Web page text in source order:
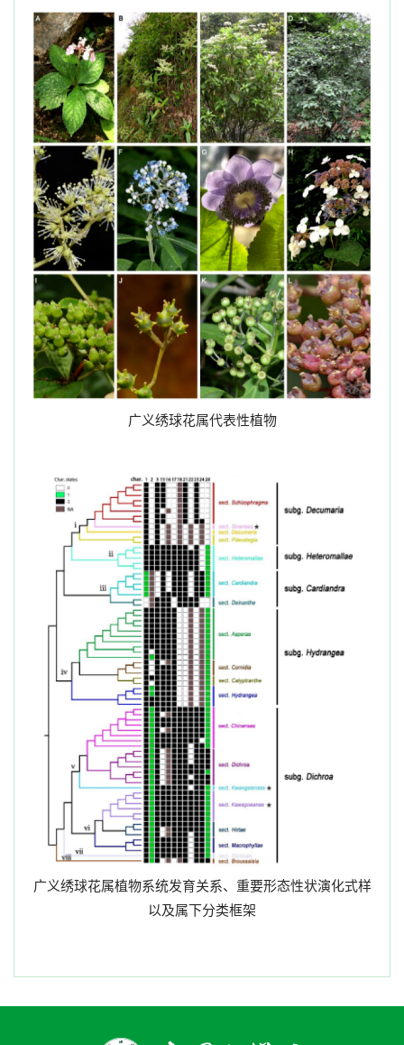
广义绣球花属代表性植物
广义绣球花属植物系统发育关系、重要形态性状演化式样
以及属下分类框架